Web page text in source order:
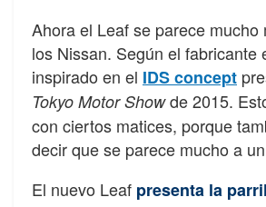
Ahora el Leaf se parece mucho
los Nissan. Según el fabricante
inspirado en el IDS concept
Tokyo Motor Showde 2015.
con ciertos matices, porque
decir que se parece mucho a
El nuevo Leaf presenta la